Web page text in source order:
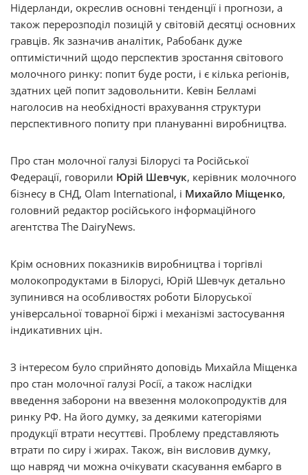
Нідерланди, окреслив основні тенденції і прогнози, а
також перерозподіл позицій у світовій десятці основних
гравців. Як зазначив аналітик, Рабобанк дуже
оптимістичний щодо перспектив зростання світового
молочного ринку: попит буде рости, і є кілька регіонів,
здатних цей попит задовольнити. Кевін Белламі
наголосив на необхідності врахування структури
перспективного попиту при плануванні виробництва.
Про стан молочної галузі Білорусі та Російської
Федерації, говорили Юрій Шевчук, керівник молочного
бізнесу в СНД, Olam International, і Михайло Міщенко,
головний редактор російського інформаційного
агентства The DairyNews.
Крім основних показників виробництва і торгівлі
молокопродуктами в Білорусі, Юрій Шевчук детально
зупинився на особливостях роботи Білоруської
універсальної товарної біржі і механізмі застосування
індикативних цін.
З інтересом було сприйнято доповідь Михайла Міщенка
про стан молочної галузі Росії, а також наслідки
введення заборони на ввезення молокопродуктів для
ринку РФ. На його думку, за деякими категоріями
продукції втрати несуттєві. Проблему представляють
втрати по сиру і жирах. Також, він висловив думку,
що навряд чи можна очікувати скасування ембарго в